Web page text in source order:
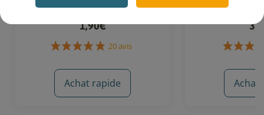
1,90€
20 avis
Achat rapide Achat